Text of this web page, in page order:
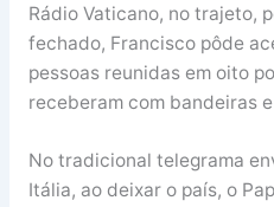
Rádio Vaticano, no trajeto,
fechado, Francisco pôde
pessoas reunidas em oito
receberam com bandeiras
No tradicional telegrama
Itália, ao deixar o país, o